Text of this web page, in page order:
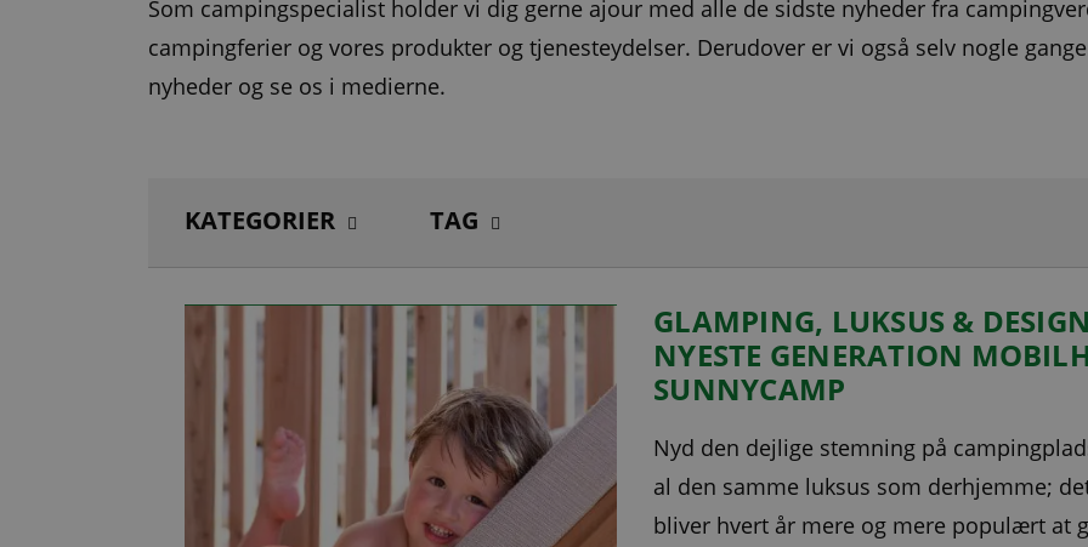
Som campingspecialist holder vi dig gerne ajour med alle de sidste nyheder fra
campingferier og vores produkter og tjenesteydelser. Derudover er vi også selv nogle
nyheder og se os i medierne.
KATEGORIER TAG
GLAMPING, LUKSUS &
NYESTE GENERATION
SUNNYCAMP
Nyd den dejlige stemning på
al den samme luksus som derhjemme;
bliver hvert år mere og mere populært at